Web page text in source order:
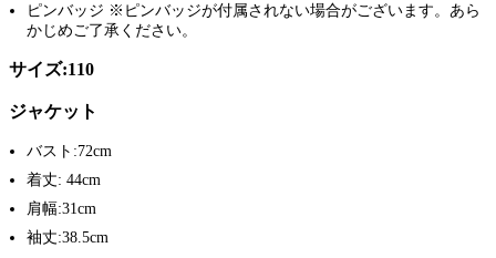
ピンバッジ ※ピンバッジが付属されない場合がございます。あら
かじめご了承ください。
サイズ:110
ジャケット
バスト:72cm
着丈: 44cm
肩幅:31cm
袖丈:38.5cm